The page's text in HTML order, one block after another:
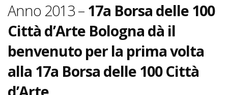
Anno 2013 – 17a Borsa delle 100
Città d’Arte Bologna dà il
benvenuto per la prima volta
alla 17a Borsa delle 100 Città